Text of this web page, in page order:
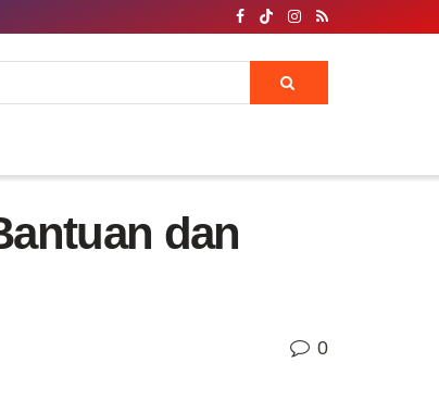
dan
0